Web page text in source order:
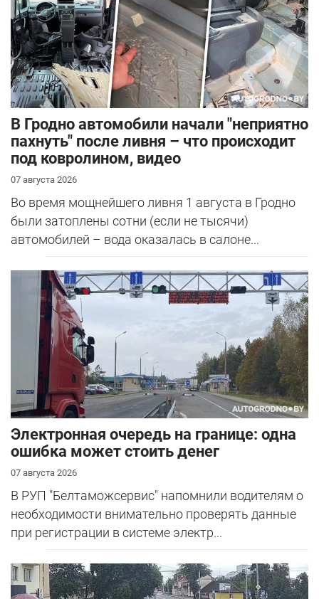
В Гродно автомобили начали "неприятно
пахнуть" после ливня – что происходит
под ковролином, видео
07 августа 2026
Во время мощнейшего ливня 1 августа в Гродно
были затоплены сотни (если не тысячи)
автомобилей – вода оказалась в салоне...
Электронная очередь на границе: одна
ошибка может стоить денег
07 августа 2026
В РУП "Белтаможсервис" напомнили водителям о
необходимости внимательно проверять данные
при регистрации в системе электр...